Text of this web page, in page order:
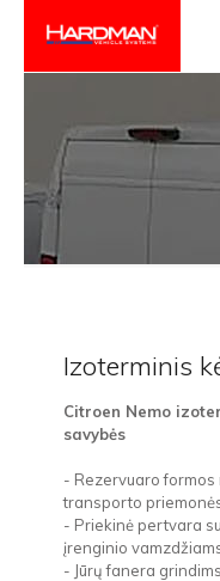
Izoterminis
Citroen Nemo
savybės
- Rezervuaro
transporto
- Priekinė pertvara
įrenginio
- Jūrų fanera